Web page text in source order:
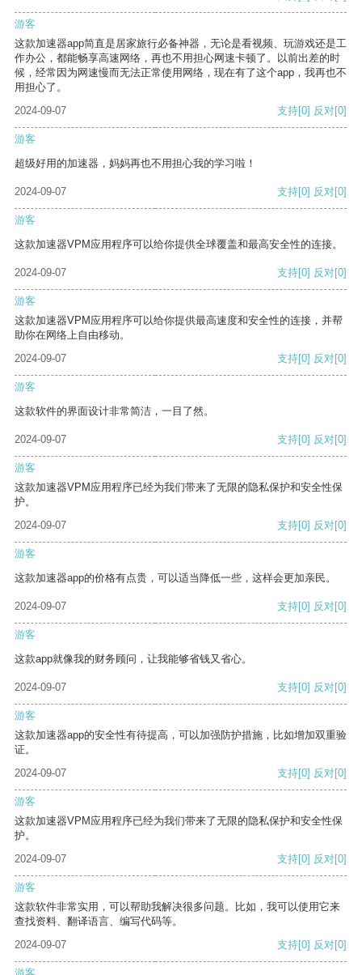
游客
这款加速器app简直是居家旅行必备神器，无论是看视频、玩游戏还是工
作办公，都能畅享高速网络，再也不用担心网速卡顿了。以前出差的时
候，经常因为网速慢而无法正常使用网络，现在有了这个app，我再也不
用担心了。
2024-09-07
支持[0] 反对[0]
游客
超级好用的加速器，妈妈再也不用担心我的学习啦！
2024-09-07 支持[0] 反对[0]
游客
这款加速器VPM应用程序可以给你提供全球覆盖和最高安全性的连接。
2024-09-07 支持[0] 反对[0]
游客
这款加速器VPM应用程序可以给你提供最高速度和安全性的连接，并帮
助你在网络上自由移动。
2024-09-07
支持[0] 反对[0]
游客
这款软件的界面设计非常简洁，一目了然。
2024-09-07 支持[0] 反对[0]
游客
这款加速器VPM应用程序已经为我们带来了无限的隐私保护和安全性保
护。
2024-09-07
支持[0] 反对[0]
游客
这款加速器app的价格有点贵，可以适当降低一些，这样会更加亲民。
2024-09-07 支持[0] 反对[0]
游客
这款app就像我的财务顾问，让我能够省钱又省心。
2024-09-07 支持[0] 反对[0]
游客
这款加速器app的安全性有待提高，可以加强防护措施，比如增加双重验
证。
2024-09-07
支持[0] 反对[0]
游客
这款加速器VPM应用程序已经为我们带来了无限的隐私保护和安全性保
护。
2024-09-07
支持[0] 反对[0]
游客
这款软件非常实用，可以帮助我解决很多问题。比如，我可以使用它来
查找资料、翻译语言、编写代码等。
2024-09-07
支持[0] 反对[0]